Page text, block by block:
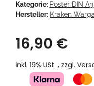
Kategorie: Poster DIN
Hersteller: Kraken
16,90 €
inkl. 19% USt. , zzgl.